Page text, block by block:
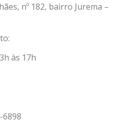
nº 182, bairro Jurema –
às 17h
6898